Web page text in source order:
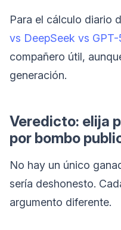
Para el cálculo diario
vs DeepSeek vs
compañero útil,
generación.
Veredicto: elija
por bombo
No hay un único
sería deshonesto.
argumento diferente.